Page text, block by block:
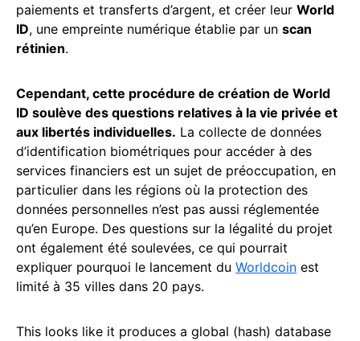
paiements et transferts d’argent, et créer leur World
ID, une empreinte numérique établie par un scan
rétinien.
Cependant, cette procédure de création de World
ID soulève des questions relatives à la vie privée et
aux libertés individuelles. La collecte de données
d’identification biométriques pour accéder à des
services financiers est un sujet de préoccupation, en
particulier dans les régions où la protection des
données personnelles n’est pas aussi réglementée
qu’en Europe. Des questions sur la légalité du projet
ont également été soulevées, ce qui pourrait
expliquer pourquoi le lancement du Worldcoin est
limité à 35 villes dans 20 pays.
This looks like it produces a global (hash) database